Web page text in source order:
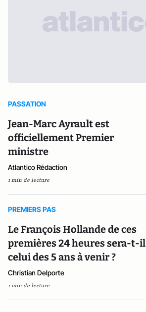
PASSATION
Jean-Marc Ayrault est
officiellement Premier
ministre
Atlantico Rédaction
1 min de lecture
PREMIERS PAS
Le François Hollande de ces
premières 24 heures sera-t-il
celui des 5 ans à venir ?
Christian Delporte
1 min de lecture